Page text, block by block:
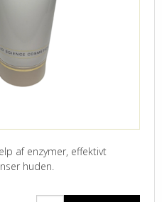
af enzymer, effektivt
huden.